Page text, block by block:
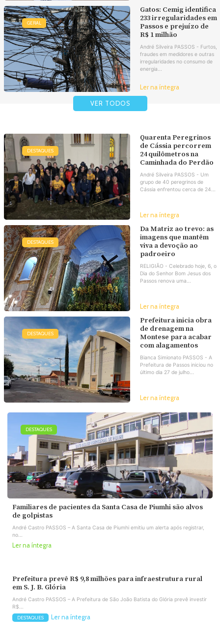
GERAL
Gatos: Cemig identifica
233 irregularidades em
Passos e prejuízo de
R$ 1 milhão
André Silveira PASSOS - Furtos,
fraudes em medidores e outras
irregularidades no consumo de
energia...
Ler na íntegra
VER TODOS
DESTAQUES
Quarenta Peregrinos
de Cássia percorrem
24 quilômetros na
Caminhada do Perdão
André Silveira PASSOS - Um
grupo de 40 peregrinos de
Cássia enfrentou cerca de 24...
Ler na íntegra
DESTAQUES
Da Matriz ao trevo: as
imagens que mantêm
viva a devoção ao
padroeiro
RELIGIÃO - Celebrado hoje, 6, o
Dia do Senhor Bom Jesus dos
Passos renova uma...
Ler na íntegra
DESTAQUES
Prefeitura inicia obra
de drenagem na
Montese para acabar
com alagamentos
Bianca Simionato PASSOS - A
Prefeitura de Passos iniciou no
último dia 27 de julho...
Ler na íntegra
DESTAQUES
Familiares de pacientes da Santa Casa de Piumhi são alvos
de golpistas
André Castro PASSOS – A Santa Casa de Piumhi emitiu um alerta após registrar,
no...
Ler na íntegra
Prefeitura prevê R$ 9,8 milhões para infraestrutura rural
em S. J. B. Glória
André Castro PASSOS – A Prefeitura de São João Batista do Glória prevê investir
R$...
DESTAQUES Ler na íntegra